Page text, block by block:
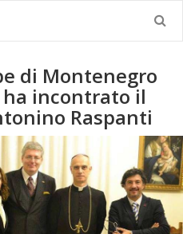
di Montenegro
incontrato il
Raspanti